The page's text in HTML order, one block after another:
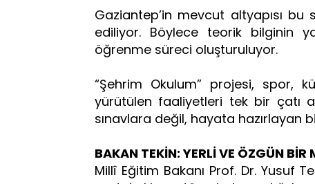
Gaziantep’in mevcut altyapısı
ediliyor. Böylece teorik bilginin
öğrenme süreci oluşturuluyor.
“Şehrim Okulum” projesi, spor,
yürütülen faaliyetleri tek bir çatı
sınavlara değil, hayata hazırlayan
BAKAN TEKİN: YERLİ VE ÖZGÜN
Millî Eğitim Bakanı Prof. Dr. Yusuf